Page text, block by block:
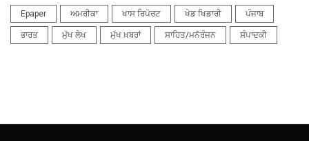
Epaper ਅਮਰੀਕਾ ਖਾਸ ਰਿਪੋਰਟ ਖੇਡ ਖਿਡਾਰੀ ਪੰਜਾਬ
ਭਾਰਤ ਮੁੱਖ ਲੇਖ ਮੁੱਖ ਖ਼ਬਰਾਂ ਸਾਹਿਤ/ਮਨੋਰੰਜਨ ਸੰਪਾਦਕੀ